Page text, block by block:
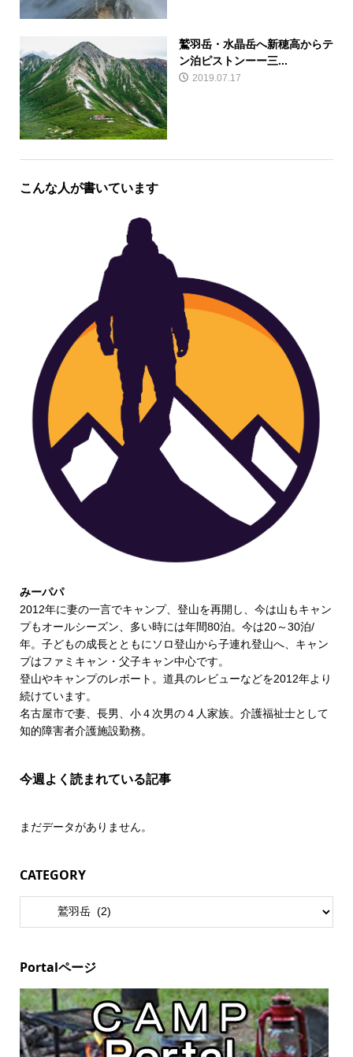
鷲羽岳・水晶岳へ新穂高からテ
ン泊ピストンーー三...
2019.07.17
こんな人が書いています
みーパパ
2012年に妻の一言でキャンプ、登山を再開し、今は山もキャン
プもオールシーズン、多い時には年間80泊。今は20～30泊/
年。子どもの成長とともにソロ登山から子連れ登山へ、キャン
プはファミキャン・父子キャン中心です。
登山やキャンプのレポート。道具のレビューなどを2012年より
続けています。
名古屋市で妻、長男、小４次男の４人家族。介護福祉士として
知的障害者介護施設勤務。
今週よく読まれている記事
まだデータがありません。
CATEGORY
Portalページ